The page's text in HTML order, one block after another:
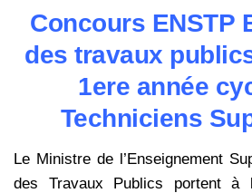
Concours ENSTP
des travaux
1ere année
Techniciens
Le Ministre de l’Enseignement
des Travaux Publics portent à